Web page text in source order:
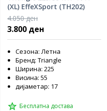
(XL) EffeXSport (TH202)
4.050 ден
3.800 ден
Сезона: Летна
Бренд: Triangle
Ширина: 225
Висина: 55
дијаметар: 17
Бесплатна достава